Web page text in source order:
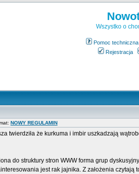
Wszystko o
Pomoc techniczna
Rejestracja
NOWY REGULAMIN
twierdziła że kurkuma i imbir uszkadzają
do struktury stron WWW forma grup
jest rak jajnika. Z założenia